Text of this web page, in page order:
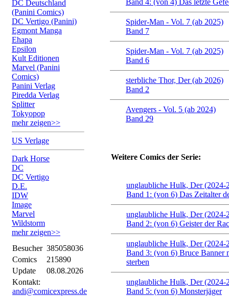
DC Deutschland
(Panini Comics)
DC Vertigo (Panini)
Egmont Manga
Ehapa
Epsilon
Kult Editionen
Marvel (Panini
Comics)
Panini Verlag
Piredda Verlag
Splitter
Tokyopop
mehr zeigen>>
US Verlage
Dark Horse
DC
DC Vertigo
D.E.
IDW
Image
Marvel
Wildstorm
mehr zeigen>>
Besucher 385058036
Comics
215890
Update
08.08.2026
Kontakt:
andi@comicexpress.de
Band 4: (von 4) Das letzte
Spider-Man - Vol. 7 (ab 2025)
Band 7
Spider-Man - Vol. 7 (ab 2025)
Band 6
sterbliche Thor, Der (ab 2026)
Band 2
Avengers - Vol. 5 (ab 2024)
Band 29
Weitere Comics der Serie:
unglaubliche Hulk, Der (2024-
Band 1: (von 6) Das Zeitalter
unglaubliche Hulk, Der (2024-
Band 2: (von 6) Geister der
unglaubliche Hulk, Der (2024-
Band 3: (von 6) Bruce Banner
sterben
unglaubliche Hulk, Der (2024-
Band 5: (von 6) Monsterjäger